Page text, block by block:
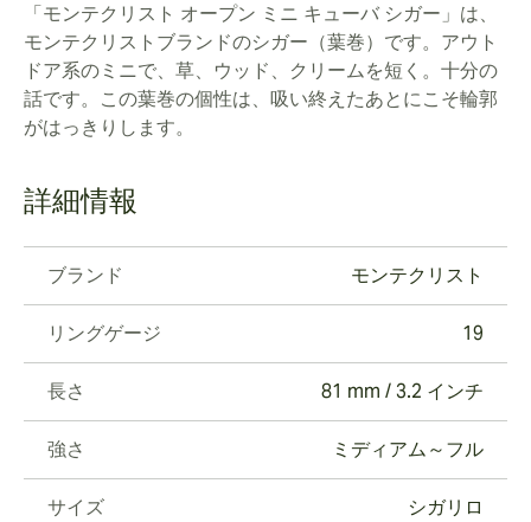
「モンテクリスト オープン ミニ キューバ シガー」は、
モンテクリストブランドのシガー（葉巻）です。アウト
ドア系のミニで、草、ウッド、クリームを短く。十分の
話です。この葉巻の個性は、吸い終えたあとにこそ輪郭
がはっきりします。
詳細情報
ブランド モンテクリスト
リングゲージ 19
長さ 81 mm / 3.2 インチ
強さ ミディアム～フル
サイズ シガリロ